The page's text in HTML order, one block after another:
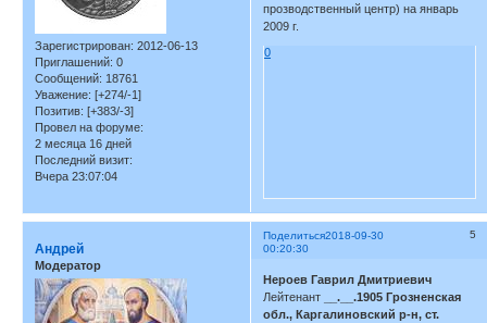
Зарегистрирован: 2012-06-13
Приглашений: 0
Сообщений: 18761
Уважение: [+274/-1]
Позитив: [+383/-3]
Провел на форуме:
2 месяца 16 дней
Последний визит:
Вчера 23:07:04
прозводственный центр) на январь
2009 г.
0
Поделиться 5
2018-09-30
00:20:30
Андрей
Модератор
Нероев Гаврил Дмитриевич
Лейтенант
__.__.1905 Грозненская
обл., Каргалиновский р-н, ст.